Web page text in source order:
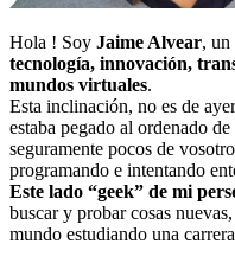
Hola ! Soy Jaime Alvear, un
tecnología, innovación,
mundos virtuales.
Esta inclinación, no es de
estaba pegado al ordenado
seguramente pocos de
programando e intentando
Este lado “geek” de mi
buscar y probar cosas
mundo estudiando una